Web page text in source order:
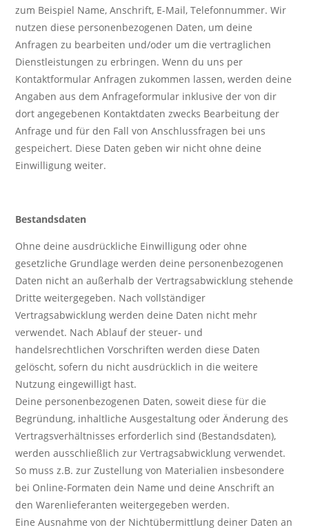
zum Beispiel Name, Anschrift, E-Mail, Telefonnummer. Wir
nutzen diese personenbezogenen Daten, um deine
Anfragen zu bearbeiten und/oder um die vertraglichen
Dienstleistungen zu erbringen. Wenn du uns per
Kontaktformular Anfragen zukommen lassen, werden deine
Angaben aus dem Anfrageformular inklusive der von dir
dort angegebenen Kontaktdaten zwecks Bearbeitung der
Anfrage und für den Fall von Anschlussfragen bei uns
gespeichert. Diese Daten geben wir nicht ohne deine
Einwilligung weiter.
Bestandsdaten
Ohne deine ausdrückliche Einwilligung oder ohne
gesetzliche Grundlage werden deine personenbezogenen
Daten nicht an außerhalb der Vertragsabwicklung stehende
Dritte weitergegeben. Nach vollständiger
Vertragsabwicklung werden deine Daten nicht mehr
verwendet. Nach Ablauf der steuer- und
handelsrechtlichen Vorschriften werden diese Daten
gelöscht, sofern du nicht ausdrücklich in die weitere
Nutzung eingewilligt hast.
Deine personenbezogenen Daten, soweit diese für die
Begründung, inhaltliche Ausgestaltung oder Änderung des
Vertragsverhältnisses erforderlich sind (Bestandsdaten),
werden ausschließlich zur Vertragsabwicklung verwendet.
So muss z.B. zur Zustellung von Materialien insbesondere
bei Online-Formaten dein Name und deine Anschrift an
den Warenlieferanten weitergegeben werden.
Eine Ausnahme von der Nichtübermittlung deiner Daten an